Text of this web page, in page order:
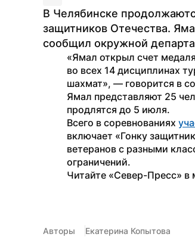
В Челябинске
защитников Отечества.
сообщил окружной
«Ямал открыл счет
во всех 14 дисциплинах
шахмат», — говорится в
Ямал представляют 25
продлятся до 5 июля.
Всего в соревнованиях
включает «Гонку
ветеранов с разными
ограничений.
Читайте «Север-Пресс» в
Авторы Екатерина Копытова